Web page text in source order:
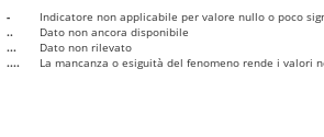
-
Indicatore non applicabile per valore nullo o poco
..
Dato non ancora disponibile
...
Dato non rilevato
....
La mancanza o esiguità del fenomeno rende i valori